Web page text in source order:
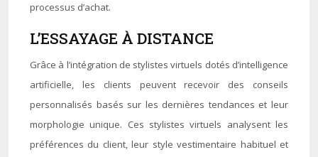
processus d’achat.
L’ESSAYAGE À DISTANCE
Grâce à l’intégration de stylistes virtuels dotés d’intelligence
artificielle, les clients peuvent recevoir des conseils
personnalisés basés sur les dernières tendances et leur
morphologie unique. Ces stylistes virtuels analysent les
préférences du client, leur style vestimentaire habituel et